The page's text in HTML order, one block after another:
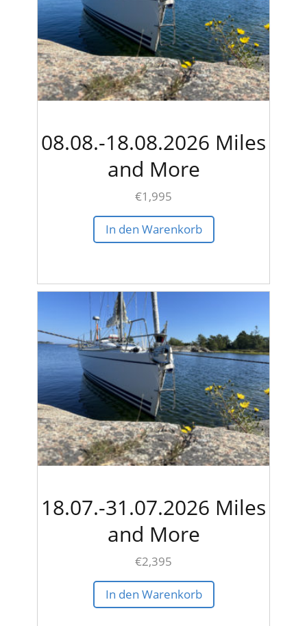
08.08.-18.08.2026 Miles
and More
€1,995
In den Warenkorb
18.07.-31.07.2026 Miles
and More
€2,395
In den Warenkorb